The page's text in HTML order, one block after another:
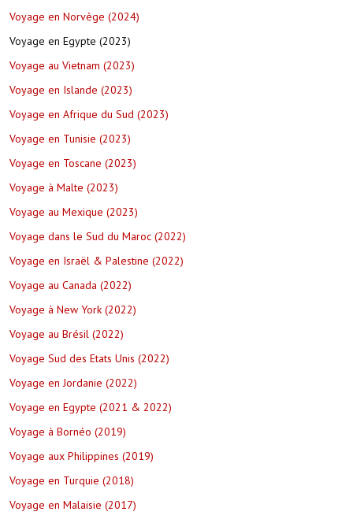
Voyage en Norvège (2024)
Voyage en Egypte (2023)
Voyage au Vietnam (2023)
Voyage en Islande (2023)
Voyage en Afrique du Sud (2023)
Voyage en Tunisie (2023)
Voyage en Toscane (2023)
Voyage à Malte (2023)
Voyage au Mexique (2023)
Voyage dans le Sud du Maroc (2022)
Voyage en Israël & Palestine (2022)
Voyage au Canada (2022)
Voyage à New York (2022)
Voyage au Brésil (2022)
Voyage Sud des Etats Unis (2022)
Voyage en Jordanie (2022)
Voyage en Egypte (2021 & 2022)
Voyage à Bornéo (2019)
Voyage aux Philippines (2019)
Voyage en Turquie (2018)
Voyage en Malaisie (2017)